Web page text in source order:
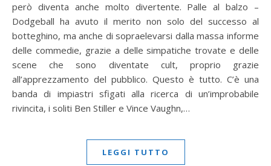
però diventa anche molto divertente. Palle al balzo –
Dodgeball ha avuto il merito non solo del successo al
botteghino, ma anche di sopraelevarsi dalla massa informe
delle commedie, grazie a delle simpatiche trovate e delle
scene che sono diventate cult, proprio grazie
all’apprezzamento del pubblico. Questo è tutto. C’è una
banda di impiastri sfigati alla ricerca di un’improbabile
rivincita, i soliti Ben Stiller e Vince Vaughn,…
LEGGI TUTTO